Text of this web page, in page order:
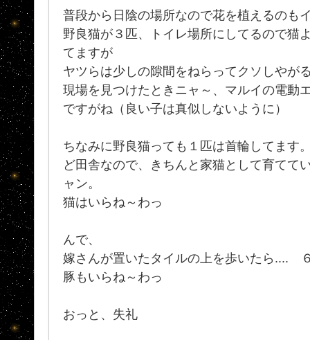
普段から日陰の場所なので花を植えるのも
野良猫が３匹、トイレ場所にしてるので猫
てますが
ヤツらは少しの隙間をねらってクソしやが
現場を見つけたときニャ～、マルイの電動
ですがね（良い子は真似しないように）
ちなみに野良猫っても１匹は首輪してます
ど田舎なので、きちんと家猫として育てて
ャン。
猫はいらね～わっ
んで、
嫁さんが置いたタイルの上を歩いたら....
豚もいらね～わっ
おっと、失礼